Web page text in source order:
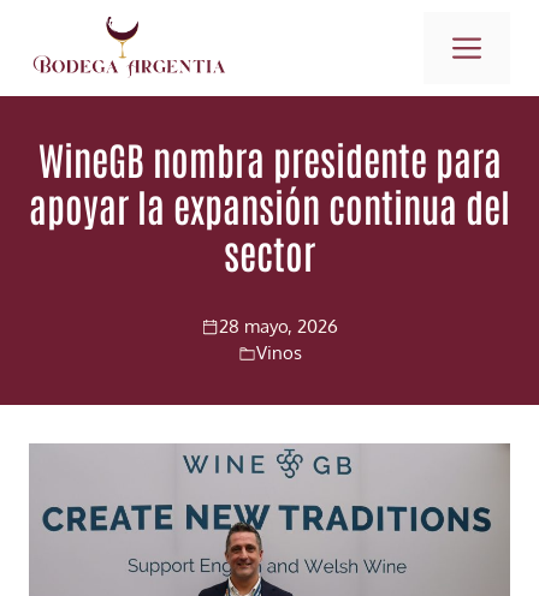
contenido
WineGB nombra presidente para
apoyar la expansión continua del
sector
28 mayo, 2026
Vinos